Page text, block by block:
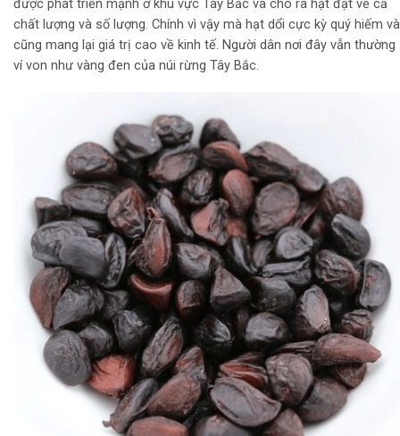
được phát triển mạnh ở khu vực Tây Bắc và cho ra hạt đạt về cả
chất lượng và số lượng. Chính vì vậy mà hạt dổi cực kỳ quý hiếm và
cũng mang lại giá trị cao về kinh tế. Người dân nơi đây vẫn thường
ví von như vàng đen của núi rừng Tây Bắc.